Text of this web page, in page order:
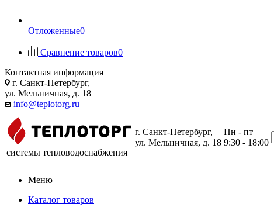
Отложенные0
Сравнение товаров0
Контактная информация
г. Санкт-Петербург,
ул. Мельничная, д. 18
info@teplotorg.ru
системы тепловодоснабжения
г. Санкт-Петербург,
ул. Мельничная, д. 18
Пн - пт
9:30 - 18:00
Меню
Каталог товаров